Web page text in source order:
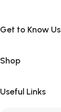
Get to Know Us
Shop
Useful Links